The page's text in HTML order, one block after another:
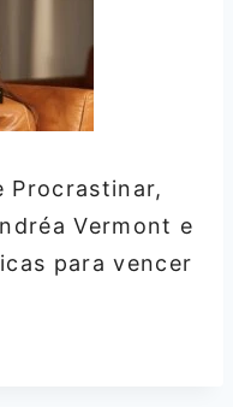
Procrastinar,
Vermont e
para vencer